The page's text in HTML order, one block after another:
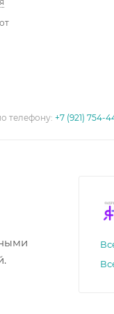
телефону:+7 (921) 754-